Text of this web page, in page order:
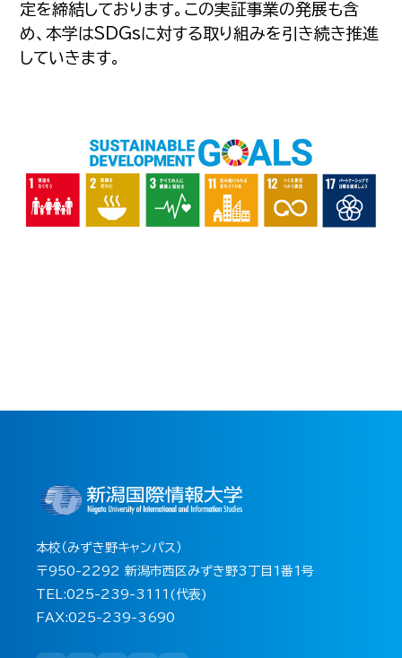
定を締結しております。この実証事業の発展も含
め、本学はSDGsに対する取り組みを引き続き推進
していきます。
本校（みずき野キャンパス）
〒950-2292 新潟市西区みずき野3丁目1番1号
TEL:025-239-3111(代表)
FAX:025-239-3690